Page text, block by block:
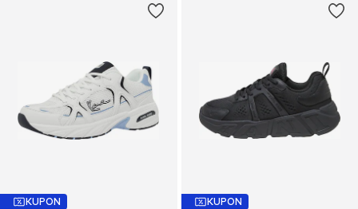
KUPON KUPON